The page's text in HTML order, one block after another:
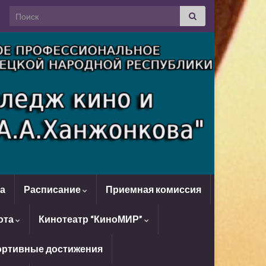
Search for:
Расписание Приемная комиссия
Кинотеатр “КиноМИР”
достижения